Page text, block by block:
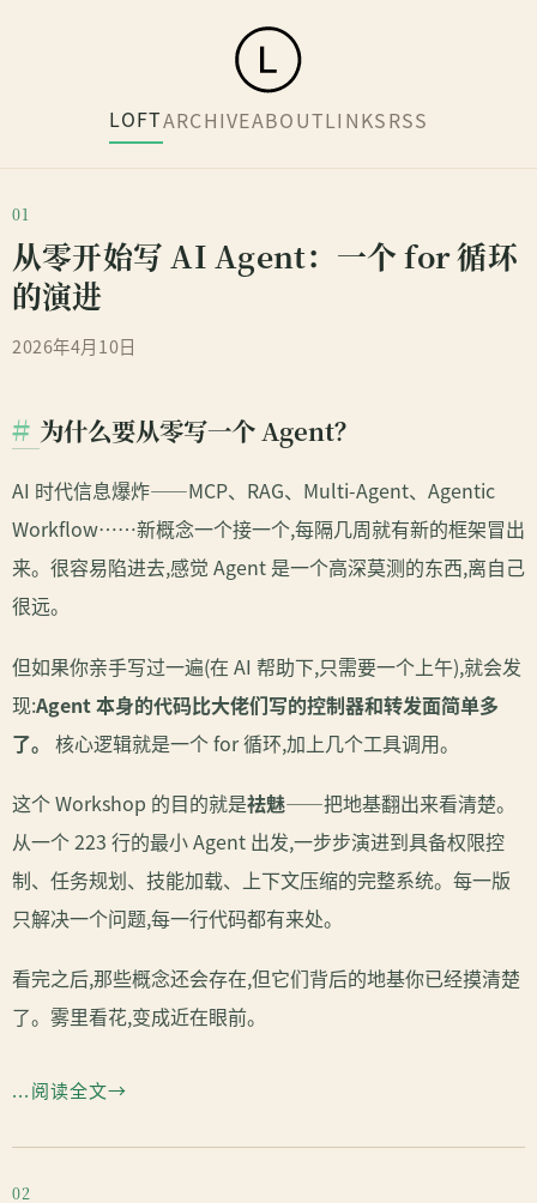
LOFTARCHIVEABOUTLINKSRSS
从零开始写 AI Agent：一个 for 循环
的演进
2026年4月10日
为什么要从零写一个 Agent？
AI 时代信息爆炸——MCP、RAG、Multi-Agent、Agentic
Workflow……新概念一个接一个,每隔几周就有新的框架冒出
来。很容易陷进去,感觉 Agent 是一个高深莫测的东西,离自己
很远。
但如果你亲手写过一遍(在 AI 帮助下,只需要一个上午),就会发
现:Agent 本身的代码比大佬们写的控制器和转发面简单多
了。 核心逻辑就是一个 for 循环,加上几个工具调用。
这个 Workshop 的目的就是祛魅——把地基翻出来看清楚。
从一个 223 行的最小 Agent 出发,一步步演进到具备权限控
制、任务规划、技能加载、上下文压缩的完整系统。每一版
只解决一个问题,每一行代码都有来处。
看完之后,那些概念还会存在,但它们背后的地基你已经摸清楚
了。雾里看花,变成近在眼前。
...阅读全文